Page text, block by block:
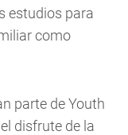
estudios para
como
parte de Youth
disfrute de la